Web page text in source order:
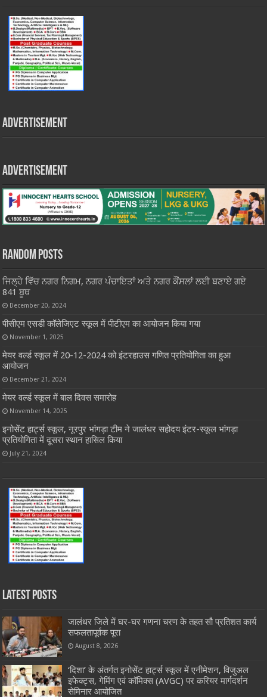
Advertisement
Advertisement
Random Posts
ਜਿਲ੍ਹੇ ਵਿੱਚ ਨਗਰ ਨਿਗਮ, ਨਗਰ ਪੰਚਾਇਤਾਂ ਅਤੇ ਨਗਰ ਕੌਂਸਲਾਂ ਲਈ ਬਣਾਏ ਗਏ
841 ਬੂਥ
December 20, 2024
पीसीएम एसडी कॉलेजिएट स्कूल में पीटीएम का आयोजन किया गया
November 1, 2025
मेयर वर्ल्ड स्कूल में 20-12-2024 को इंटरहाउस गणित प्रतियोगिता का हुआ
आयोजन
December 21, 2024
मेयर वर्ल्ड स्कूल में बाल दिवस समारोह
November 14, 2025
इनोसेंट हार्ट्स स्कूल, नूरपुर भांगड़ा टीम ने जालंधर सहोदय इंटर-स्कूल भांगड़ा
प्रतियोगिता में दूसरा स्थान हासिल किया
July 21, 2024
Latest Posts
जालंधर जिले में घर-घर गणना चरण के तहत सौ प्रतिशत कार्य
सफलतापूर्वक पूरा
August 8, 2026
‘दिशा’ के अंतर्गत इनोसेंट हार्ट्स स्कूल में एनीमेशन, विजुअल
इफेक्ट्स, गेमिंग एवं कॉमिक्स (AVGC) पर करियर मार्गदर्शन
सेमिनार आयोजित